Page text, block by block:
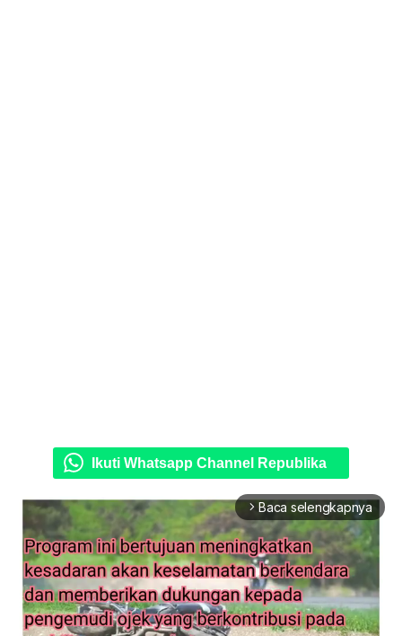
Ikuti Whatsapp Channel Republika
arrow_forward_ios Baca selengkapnya